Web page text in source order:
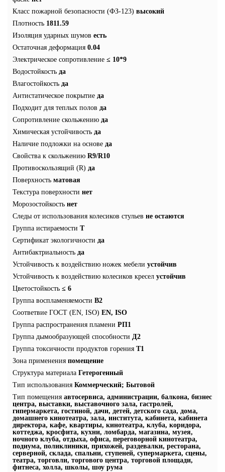
Класс пожарной безопасности (ФЗ-123) высокий
Плотность 1811.59
Изоляция ударных шумов есть
Остаточная деформация 0.04
Электрическое сопротивление ≤ 10*9
Водостойкость да
Влагостойкость да
Антистатическое покрытие да
Подходит для теплых полов да
Сопротивление скольжению да
Химическая устойчивость да
Наличие подложки на основе да
Свойства к скольжению R9/R10
Противоскользящий (R) да
Поверхность матовая
Текстура поверхности нет
Морозостойкость нет
Следы от использования колесиков стульев не остаются
Группа истираемости T
Сертификат экологичности да
Антибактриальность да
Устойчивость к воздействию ножек мебели устойчив
Устойчивость к воздействию колесиков кресел устойчив
Цветостойкость ≤ 6
Группа воспламеняемости В2
Соответвие ГОСТ (EN, ISO) EN, ISO
Группа распространения пламени РП1
Группа дымообразующей способности Д2
Группа токсичности продуктов горения Т1
Зона применения помещение
Структура материала Гетерогенный
Тип использования Коммерческий; Бытовой
Тип помещения автосервиса, администрации, балкона, бизнес
центра, выставки, выставочного зала, гастролей,
гипермаркета, гостиной, дачи, детей, детского сада, дома,
домашнего кинотеатра, зала, института, кабинета, кабинета
директора, кафе, квартиры, кинотеатра, клуба, коридора,
коттеджа, кросфита, кухни, ломбарда, магазина, музея,
ночного клуба, отдыха, офиса, переговорной кинотеатра,
подиума, поликлиники, прихожей, раздевалки, ресторана,
серверной, склада, спальни, ступеней, супермаркета, сцены,
театра, торговли, торгового центра, торговой площади,
фитнеса, холла, школы, шоу рума